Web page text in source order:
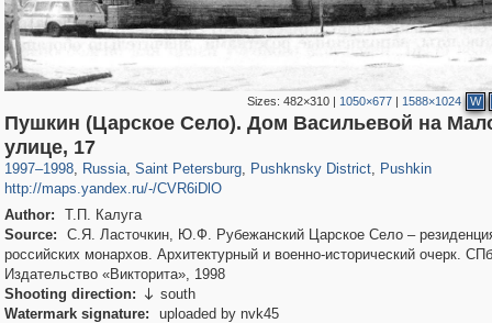
Sizes:482×310 | 1050×677 | 1588×1024 W
Пушкин (Царское Село). Дом Васильевой на
улице, 17
1997–1998, Russia, Saint Petersburg, Pushknsky District, Pushkin
http://maps.yandex.ru/-/CVR6iDlO
Author:
Т.П. Калуга
Source:
С.Я. Ласточкин, Ю.Ф. Рубежанский Царское Село –
российских монархов. Архитектурный и военно-исторический очерк.
Издательство «Викторита», 1998
Shooting direction:  south
Watermark signature:
uploaded by nvk45